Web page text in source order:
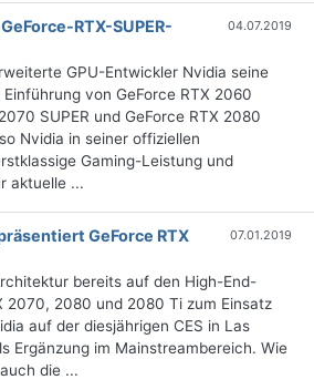
RTX-SUPER-
04.07.2019
GPU-Entwickler Nvidia seine
von GeForce RTX 2060
SUPER und GeForce RTX 2080
Nvidia in seiner offiziellen
Gaming-Leistung und
aktuelle ...
GeForce RTX
07.01.2019
bereits auf den High-End-
2070, 2080 und 2080 Ti zum Einsatz
auf der diesjährigen CES in Las
Ergänzung im Mainstreambereich. Wie
die ...